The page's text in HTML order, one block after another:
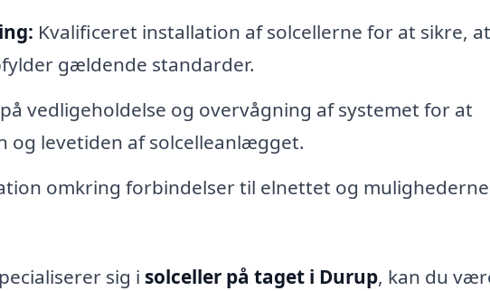
Kvalificeret installation af solcellerne for at sikre,
gældende standarder.
vedligeholdelse og overvågning af systemet for at
og levetiden af solcelleanlægget.
omkring forbindelser til elnettet og
sig i solceller på taget i Durup, kan du